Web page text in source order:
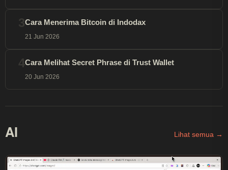
3Cara Menerima Bitcoin di Indodax
21 Jun 2026
4Cara Melihat Secret Phrase di Trust Wallet
20 Jun 2026
AI Lihat semua →